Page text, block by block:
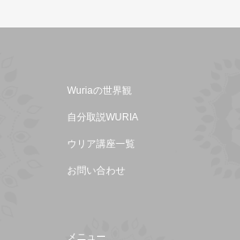
Wuriaの世界観
自分取説WURIA
ウリア講座一覧
お問い合わせ
メニュー